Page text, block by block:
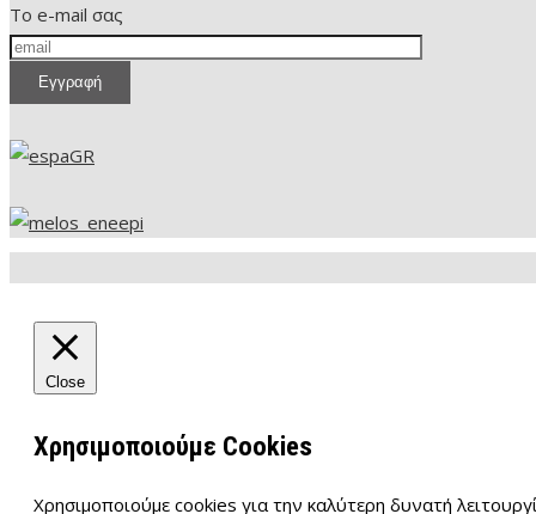
Το e-mail σας
Close
Χρησιμοποιούμε Cookies
Χρησιμοποιούμε cookies για την καλύτερη δυνατή